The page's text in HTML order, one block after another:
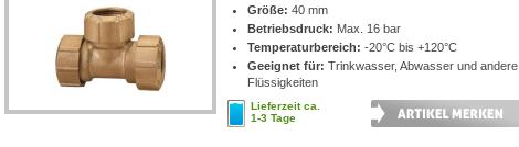
Größe: 40 mm
Betriebsdruck: Max. 16 bar
Temperaturbereich: -20°C bis +120°C
Geeignet für: Trinkwasser, Abwasser und andere
Flüssigkeiten
Lieferzeit ca.
1-3 Tage